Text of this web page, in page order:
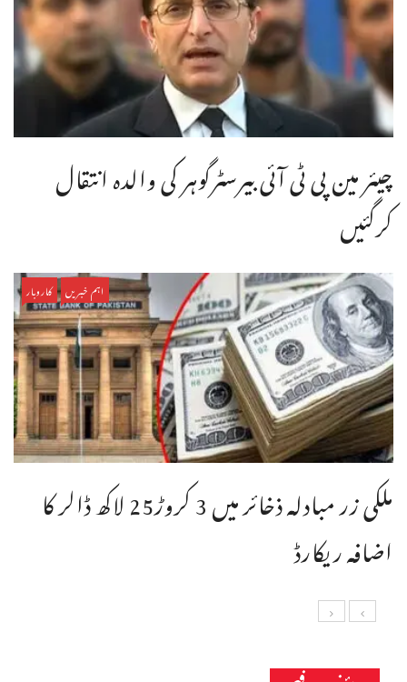
چیئر مین پی ٹی آئی بیرسٹرگوہر کی والدہ انتقال
کرگئیں
اہم خبریں کاروبار
ملکی زر مبادلہ ذخائر میں 3 کروڑ25 لاکھ ڈالر کا
اضافہ ریکارڈ